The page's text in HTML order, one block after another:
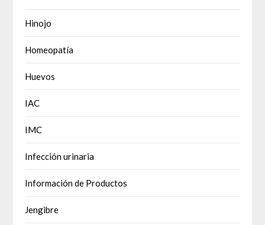
Hinojo
Homeopatía
Huevos
IAC
IMC
Infección urinaria
Información de Productos
Jengibre